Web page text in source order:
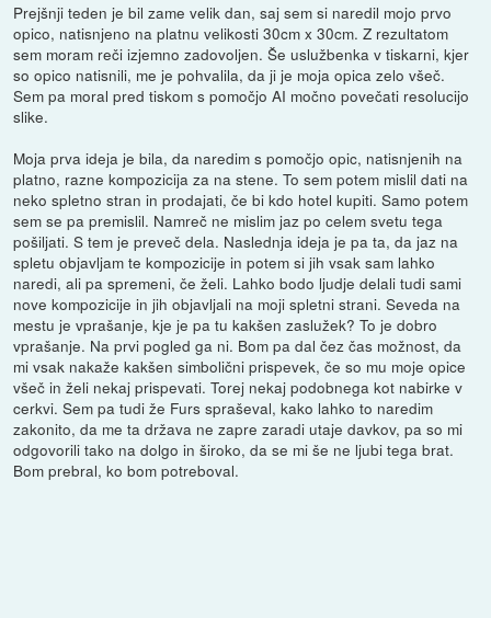
Prejšnji teden je bil zame velik dan, saj sem si naredil mojo prvo
opico, natisnjeno na platnu velikosti 30cm x 30cm. Z rezultatom
sem moram reči izjemno zadovoljen. Še uslužbenka v tiskarni, kjer
so opico natisnili, me je pohvalila, da ji je moja opica zelo všeč.
Sem pa moral pred tiskom s pomočjo AI močno povečati resolucijo
slike.
Moja prva ideja je bila, da naredim s pomočjo opic, natisnjenih na
platno, razne kompozicija za na stene. To sem potem mislil dati na
neko spletno stran in prodajati, če bi kdo hotel kupiti. Samo potem
sem se pa premislil. Namreč ne mislim jaz po celem svetu tega
pošiljati. S tem je preveč dela. Naslednja ideja je pa ta, da jaz na
spletu objavljam te kompozicije in potem si jih vsak sam lahko
naredi, ali pa spremeni, če želi. Lahko bodo ljudje delali tudi sami
nove kompozicije in jih objavljali na moji spletni strani. Seveda na
mestu je vprašanje, kje je pa tu kakšen zaslužek? To je dobro
vprašanje. Na prvi pogled ga ni. Bom pa dal čez čas možnost, da
mi vsak nakaže kakšen simbolični prispevek, če so mu moje opice
všeč in želi nekaj prispevati. Torej nekaj podobnega kot nabirke v
cerkvi. Sem pa tudi že Furs spraševal, kako lahko to naredim
zakonito, da me ta država ne zapre zaradi utaje davkov, pa so mi
odgovorili tako na dolgo in široko, da se mi še ne ljubi tega brat.
Bom prebral, ko bom potreboval.